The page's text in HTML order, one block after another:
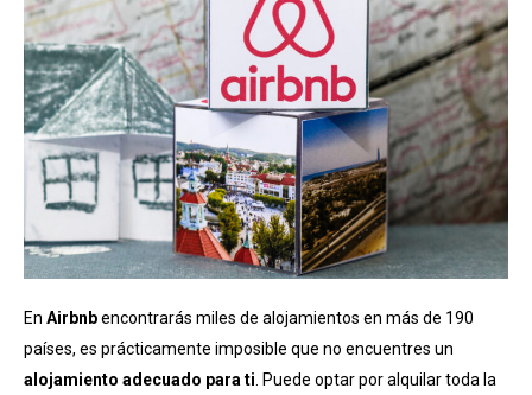
En Airbnbencontrarás miles de alojamientos en más de 190
países, es prácticamente imposible que no encuentres un
alojamiento adecuado para ti. Puede optar por alquilar toda la